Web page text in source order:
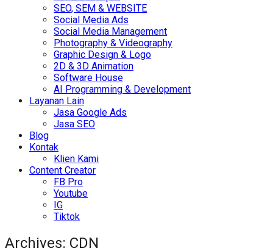
SEO, SEM & WEBSITE
Social Media Ads
Social Media Management
Photography & Videography
Graphic Design & Logo
2D & 3D Animation
Software House
AI Programming & Development
Layanan Lain
Jasa Google Ads
Jasa SEO
Blog
Kontak
Klien Kami
Content Creator
FB Pro
Youtube
IG
Tiktok
Archives: CDN